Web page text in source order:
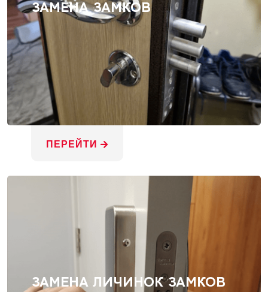
ЗАМЕНА ЗАМКОВ
ПЕРЕЙТИ
ЗАМЕНА ЛИЧИНОК ЗАМКОВ